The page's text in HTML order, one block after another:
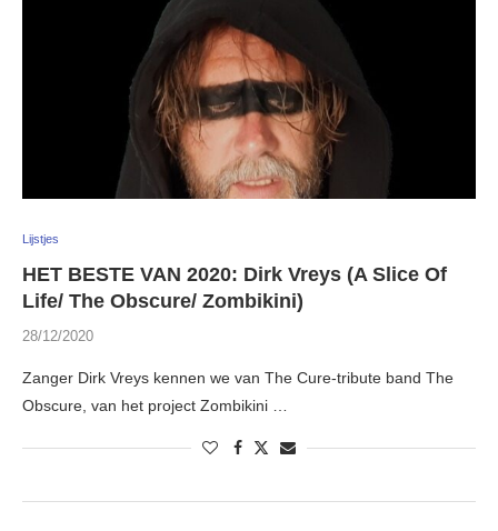
Lijstjes
HET BESTE VAN 2020: Dirk Vreys (A Slice Of
Life/ The Obscure/ Zombikini)
28/12/2020
Zanger Dirk Vreys kennen we van The Cure-tribute band The
Obscure, van het project Zombikini …